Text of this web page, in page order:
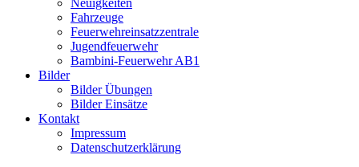
Neuigkeiten
Fahrzeuge
Feuerwehreinsatzzentrale
Jugendfeuerwehr
Bambini-Feuerwehr AB1
Bilder
Bilder Übungen
Bilder Einsätze
Kontakt
Impressum
Datenschutzerklärung